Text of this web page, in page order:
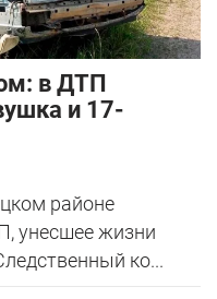
в ДТП
и 17-
районе
унесшее жизни
ко...